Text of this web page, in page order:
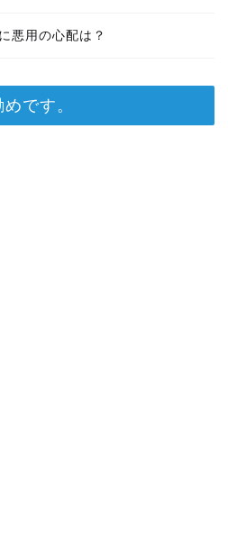
悪用の心配は？
です。